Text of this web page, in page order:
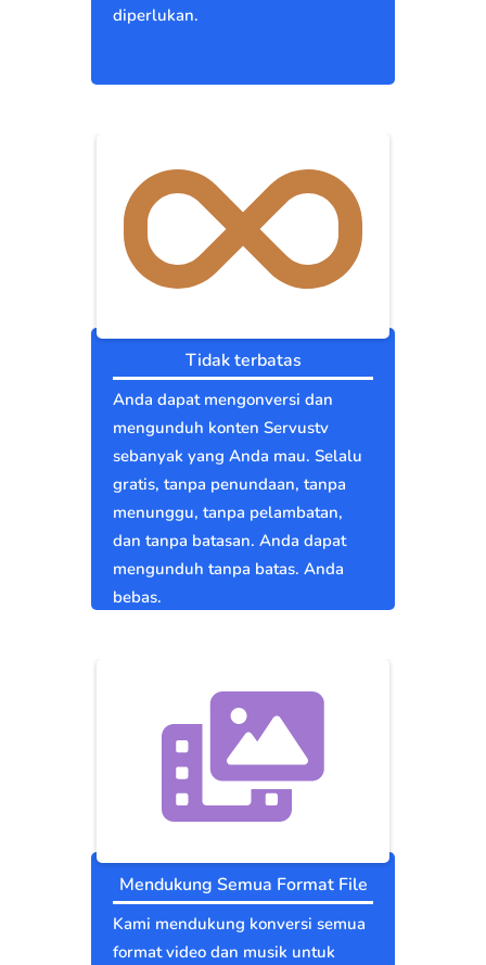
diperlukan.
Tidak terbatas
Anda dapat mengonversi dan
mengunduh konten Servustv
sebanyak yang Anda mau. Selalu
gratis, tanpa penundaan, tanpa
menunggu, tanpa pelambatan,
dan tanpa batasan. Anda dapat
mengunduh tanpa batas. Anda
bebas.
Mendukung Semua Format File
Kami mendukung konversi semua
format video dan musik untuk